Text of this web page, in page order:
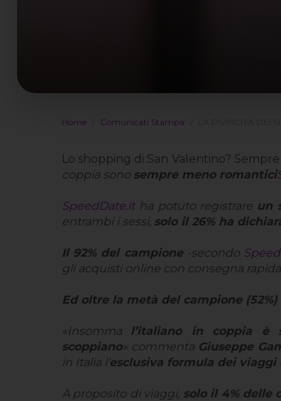
Home Comunicati Stampa
Lo shopping di San Valentino?
coppia sono sempre meno romantici
SpeedDate.itha potuto registrare un
entrambi i sessi, solo il 26% ha
Il 92% del campione-secondo
gli acquisti online con consegna
Ed oltre la metà del campione
«Insomma l’italiano in coppia è
scoppiano» commenta Giuseppe
in Italia l’esclusiva formula dei
A proposito di viaggi, solo il 4% delle